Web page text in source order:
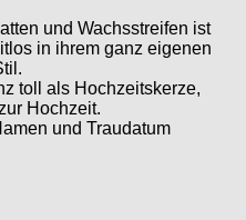
und Wachsstreifen ist
in ihrem ganz eigenen
toll als Hochzeitskerze,
Hochzeit.
und Traudatum